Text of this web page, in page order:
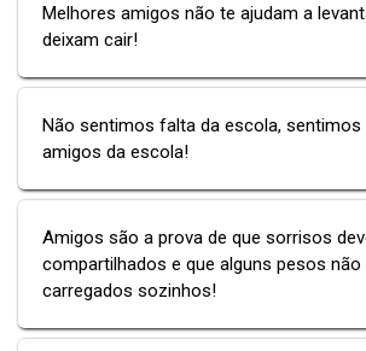
Melhores amigos não te ajudam a
deixam cair!
Não sentimos falta da escola,
amigos da escola!
Amigos são a prova de que sorrisos
compartilhados e que alguns pesos
carregados sozinhos!